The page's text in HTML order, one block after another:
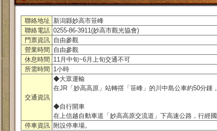
聯絡地址 新潟縣妙高市笹峰
聯絡電話 0255-86-3911(妙高市觀光協會)
門票資訊 自由參觀
營業時間
自由參觀
休息時間
11月中旬~6月上旬交通不可
所需時間
1小時
交通資訊
◆大眾運輸
在JR「妙高高原」站轉撘「笹峰」的川中島公車約50分鍾
◆自行開車
在上信越自動車道「妙高高原交流道」下高速公路，行經
停車資訊 附設停車場。